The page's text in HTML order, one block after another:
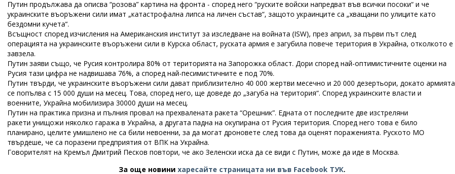
Путин продължава да описва “розова” картина на фронта - според него “руските войски напредват във всички посоки“ и че
украинските въоръжени сили имат „катастрофална липса на личен състав“, защото украинците са „хващани по улиците като
бездомни кучета“.
Всъщност според изчисления на Американския институт за изследване на войната (ISW), през април, за първи път след
операцията на украинските въоръжени сили в Курска област, руската армия е загубила повече територия в Украйна, отколкото е
завзела.
Путин заяви също, че Русия контролира 80% от територията на Запорожка област. Дори според най-оптимистичните оценки на
Русия тази цифра не надвишава 76%, а според най-песимистичните е под 70%.
Путин твърди, че украинските въоръжени сили дават приблизително 40 000 жертви месечно и 20 000 дезертьори, докато армията
се попълва с 15 000 души на месец. Това, според него, ще доведе до „загуба на територия“. Според украинските власти и
военните, Украйна мобилизира 30000 души на месец.
Путин на практика призна и пълния провал на прехвалената ракета “Орешник”. Едната от последните две изстреляни
ракети унищожи няколко гаража в Украйна, а другата падна на окупирана от Русия територия. Според него това е било
планирано, целите умишлено не са били невоенни, за да могат дроновете след това да оценят пораженията. Руското МО
твърдеше, че са поразени предприятия от ВПК на Украйна.
Говорителят на Кремъл Дмитрий Песков повтори, че ако Зеленски иска да се види с Путин, може да иде в Москва.
За още новинихаресайте страницата ни във Facebook ТУК.